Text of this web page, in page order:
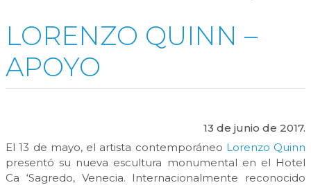
LORENZO QUINN –
APOYO
13 de junio de 2017.
El 13 de mayo, el artista contemporáneo Lorenzo Quinn
presentó su nueva escultura monumental en el Hotel
Ca ‘Sagredo, Venecia. Internacionalmente reconocido